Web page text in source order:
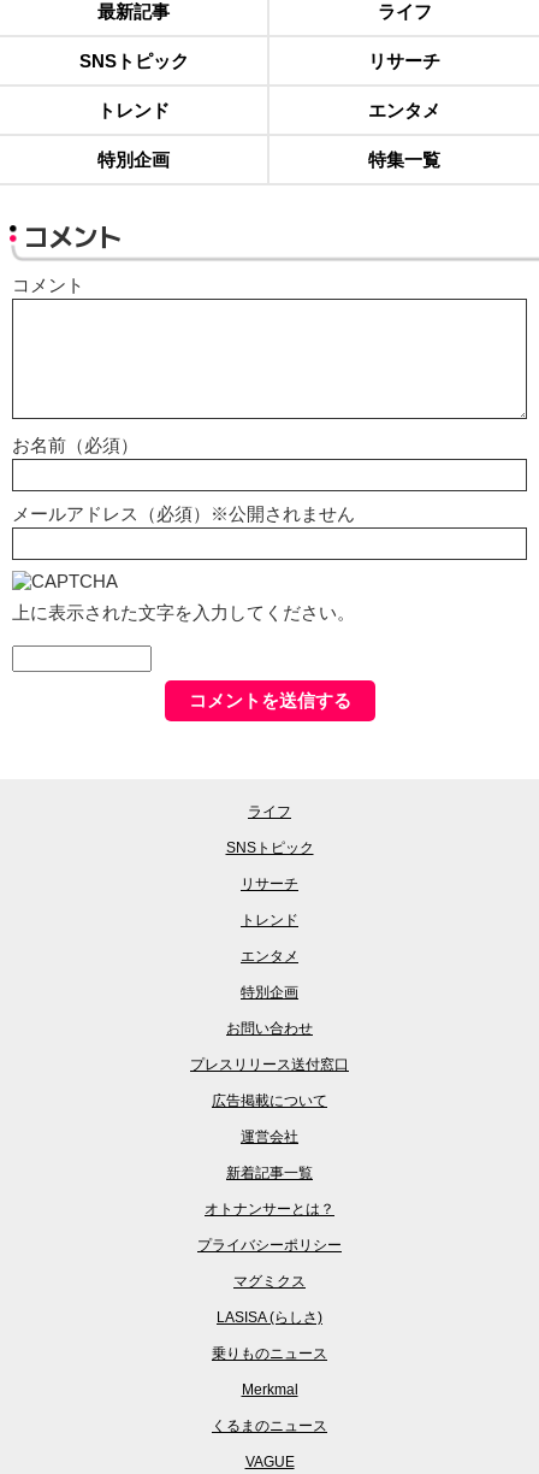
最新記事 ライフ
SNSトピック リサーチ
トレンド エンタメ
特別企画 特集一覧
コメント
コメント
お名前（必須）
メールアドレス（必須）※公開されません
上に表示された文字を入力してください。
ライフ
SNSトピック
リサーチ
トレンド
エンタメ
特別企画
お問い合わせ
プレスリリース送付窓口
広告掲載について
運営会社
新着記事一覧
オトナンサーとは？
プライバシーポリシー
マグミクス
LASISA (らしさ)
乗りものニュース
Merkmal
くるまのニュース
VAGUE